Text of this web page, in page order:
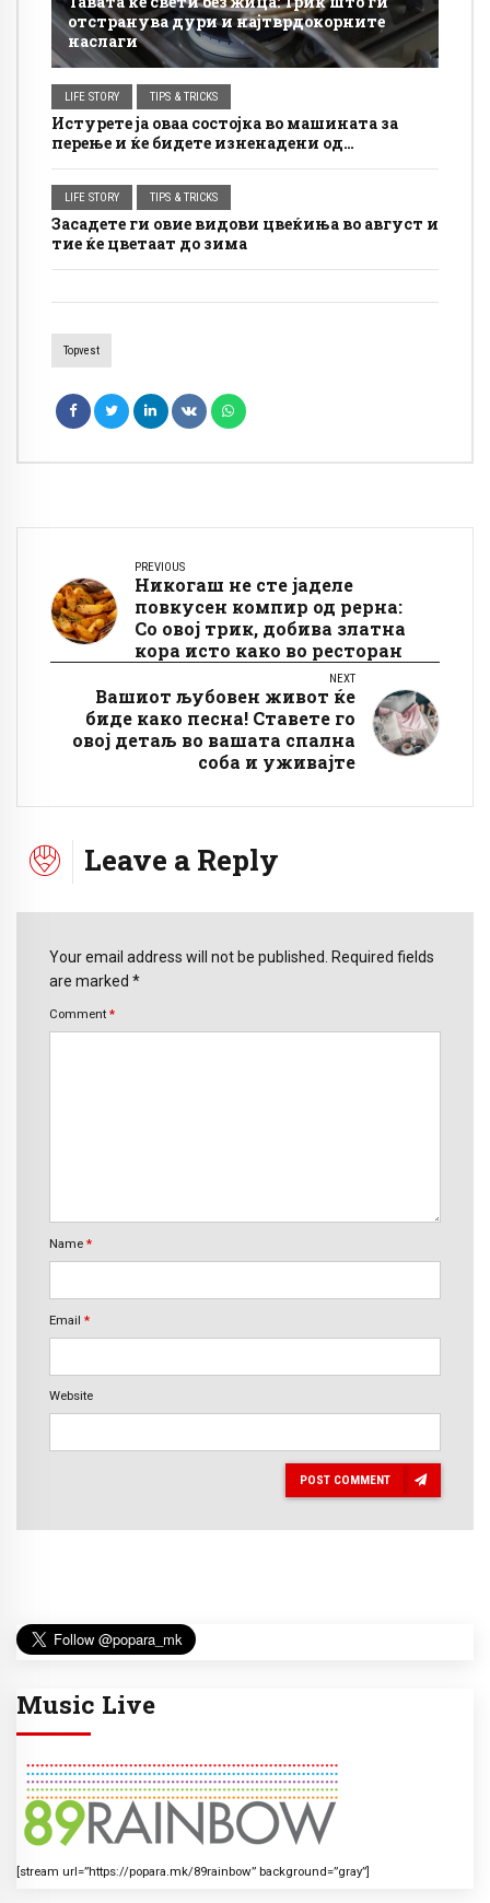
отстранува дури и најтврдокорните
наслаги
LIFE STORY TIPS & TRICKS
Истурете ја оваа состојка во машината за
перење и ќе бидете изненадени од
полесно, а облеката изгледа посвежа
LIFE STORY TIPS & TRICKS
Засадете ги овие видови цвеќиња во август и
тие ќе цветаат до зима
Topvest
PREVIOUS
Никогаш не сте јаделе
повкусен компир од рерна:
Со овој трик, добива златна
кора исто како во ресторан
NEXT
Вашиот љубовен живот ќе
биде како песна! Ставете го
овој детаљ во вашата спална
соба и уживајте
Leave a Reply
Your email address will not be published. Required fields
are marked *
Comment *
Name *
Email *
Website
POST COMMENT
Music Live
[stream url=”https://popara.mk/89rainbow” background=”gray”]